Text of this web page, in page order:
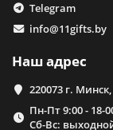
Telegram
info@11gifts.by
Наш адрес
220073 г.
Пн-Пт 9:00 - 18-
Сб-Вс: